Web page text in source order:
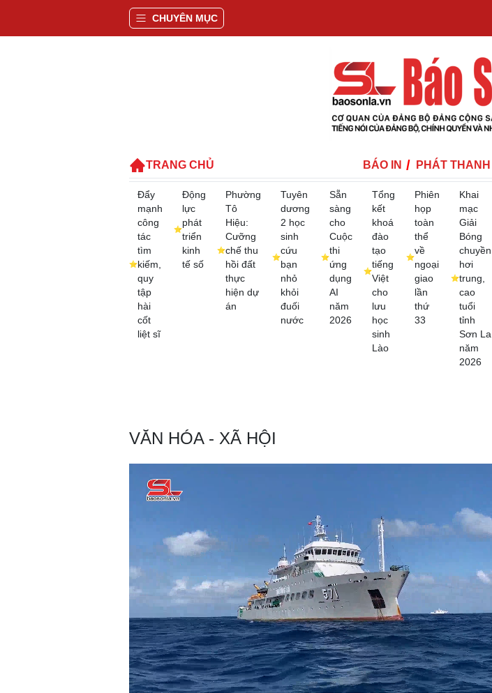
CHUYÊN MỤC
TRANG CHỦ BÁO IN PHÁT THANH
Đẩy
mạnh
công
tác
tìm
kiếm,
quy
tập
hài
cốt
liệt sĩ
Động
lực
phát
triển
kinh
tế số
Phường
Tô
Hiệu:
Cưỡng
chế thu
hồi đất
thực
hiện dự
án
Tuyên
dương
2 học
sinh
cứu
bạn
nhỏ
khỏi
đuối
nước
Sẵn
sàng
cho
Cuộc
thi
ứng
dụng
AI
năm
2026
Tổng
kết
khoá
đào
tạo
tiếng
Việt
cho
lưu
học
sinh
Lào
Phiên
họp
toàn
thể
về
ngoại
giao
lần
thứ
33
Khai
mạc
Giải
Bóng
chuyền
hơi
trung,
cao
tuổi
tỉnh
Sơn La
năm
2026
VĂN HÓA - XÃ HỘI